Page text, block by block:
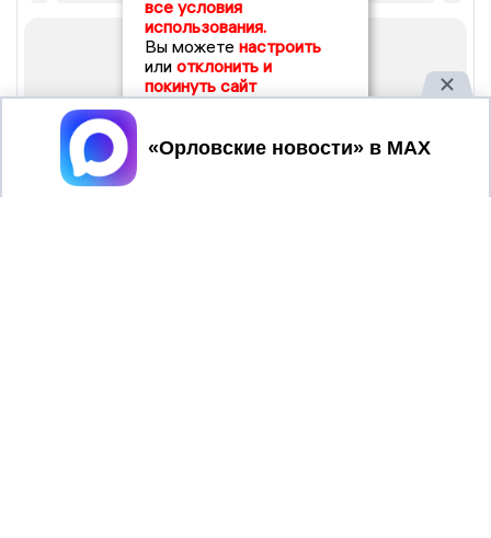
все условия
использования.
Вы можете настроить
или отклонить и
покинуть сайт
Принять